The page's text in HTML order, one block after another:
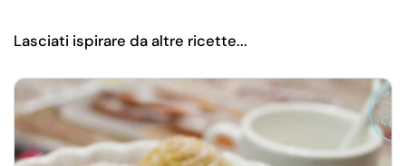
Lasciati ispirare da altre ricette...